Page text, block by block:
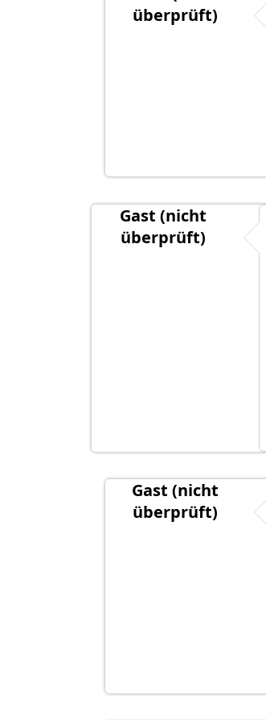
überprüft)
Hallo,
Gast (nicht
überprüft)
Gast (nicht
überprüft)
Ohjee,